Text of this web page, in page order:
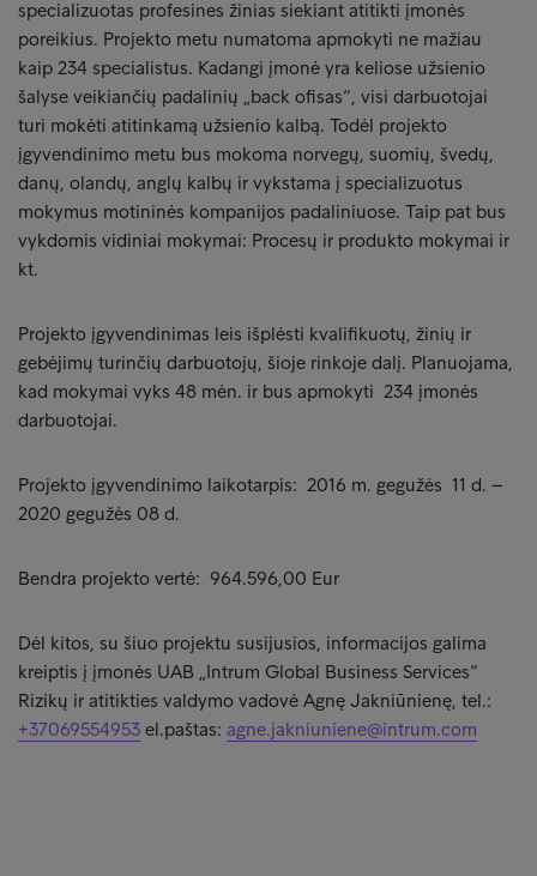
specializuotas profesines žinias siekiant atitikti įmonės
poreikius. Projekto metu numatoma apmokyti ne mažiau
kaip 234 specialistus. Kadangi įmonė yra keliose užsienio
šalyse veikiančių padalinių „back ofisas“, visi darbuotojai
turi mokėti atitinkamą užsienio kalbą. Todėl projekto
įgyvendinimo metu bus mokoma norvegų, suomių, švedų,
danų, olandų, anglų kalbų ir vykstama į specializuotus
mokymus motininės kompanijos padaliniuose. Taip pat bus
vykdomis vidiniai mokymai: Procesų ir produkto mokymai ir
kt.
Projekto įgyvendinimas leis išplėsti kvalifikuotų, žinių ir
gebėjimų turinčių darbuotojų, šioje rinkoje dalį. Planuojama,
kad mokymai vyks 48 mėn. ir bus apmokyti 234 įmonės
darbuotojai.
Projekto įgyvendinimo laikotarpis: 2016 m. gegužės 11 d. –
2020 gegužės 08 d.
Bendra projekto vertė: 964.596,00 Eur
Dėl kitos, su šiuo projektu susijusios, informacijos galima
kreiptis į įmonės UAB „Intrum Global Business Services“
Rizikų ir atitikties valdymo vadovė Agnę Jakniūnienę, tel.:
+37069554953 el.paštas: agne.jakniuniene@intrum.com